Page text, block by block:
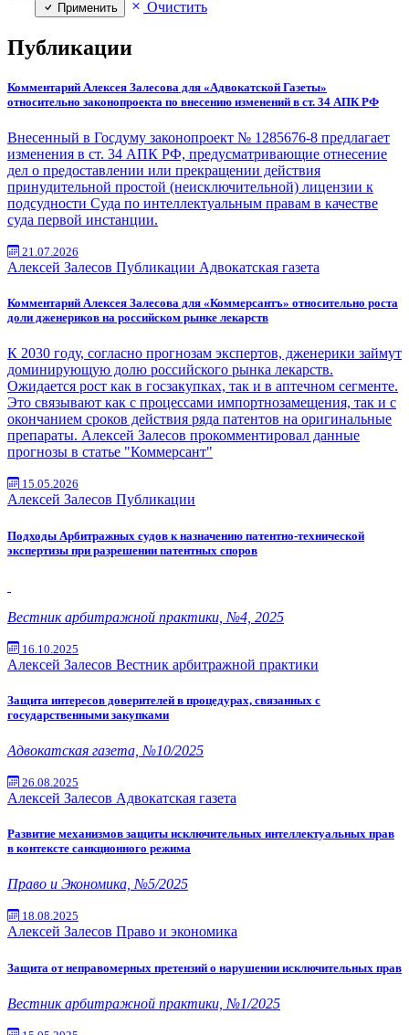
Применить Очистить
Публикации
Комментарий Алексея Залесова для «Адвокатской Газеты»
относительно законопроекта по внесению изменений в ст. 34 АПК РФ
Внесенный в Госдуму законопроект № 1285676-8 предлагает
изменения в ст. 34 АПК РФ, предусматривающие отнесение
дел о предоставлении или прекращении действия
принудительной простой (неисключительной) лицензии к
подсудности Суда по интеллектуальным правам в качестве
суда первой инстанции.
21.07.2026
Алексей Залесов Публикации Адвокатская газета
Комментарий Алексея Залесова для «Коммерсантъ» относительно роста
доли дженериков на российском рынке лекарств
К 2030 году, согласно прогнозам экспертов, дженерики займут
доминирующую долю российского рынка лекарств.
Ожидается рост как в госзакупках, так и в аптечном сегменте.
Это связывают как с процессами импортнозамещения, так и с
окончанием сроков действия ряда патентов на оригинальные
препараты. Алексей Залесов прокомментировал данные
прогнозы в статье "Коммерсант"
15.05.2026
Алексей Залесов Публикации
Подходы Арбитражных судов к назначению патентно-технической
экспертизы при разрешении патентных споров
Вестник арбитражной практики, №4, 2025
16.10.2025
Алексей Залесов Вестник арбитражной практики
Защита интересов доверителей в процедурах, связанных с
государственными закупками
Адвокатская газета, №10/2025
26.08.2025
Алексей Залесов Адвокатская газета
Развитие механизмов защиты исключительных интеллектуальных прав
в контексте санкционного режима
Право и Экономика, №5/2025
18.08.2025
Алексей Залесов Право и экономика
Защита от неправомерных претензий о нарушении исключительных прав
Вестник арбитражной практики, №1/2025